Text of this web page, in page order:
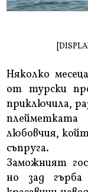
Няколко
от турски
приключила,
любовчия,
съпруга.
Заможният
но зад